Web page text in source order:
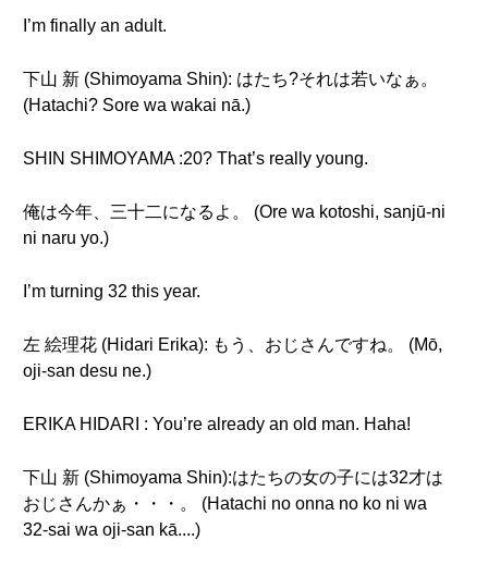
I’m finally an adult.
下山 新 (Shimoyama Shin): はたち?それは若いなぁ。
(Hatachi? Sore wa wakai nā.)
SHIN SHIMOYAMA :20? That’s really young.
俺は今年、三十二になるよ。 (Ore wa kotoshi, sanjū-ni
ni naru yo.)
I’m turning 32 this year.
左 絵理花 (Hidari Erika): もう、おじさんですね。 (Mō,
oji-san desu ne.)
ERIKA HIDARI : You’re already an old man. Haha!
下山 新 (Shimoyama Shin):はたちの女の子には32才は
おじさんかぁ・・・。 (Hatachi no onna no ko ni wa
32-sai wa oji-san kā....)